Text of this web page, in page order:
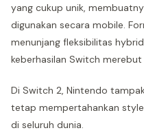
yang cukup unik,
digunakan secara mobile.
menunjang fleksibilitas
keberhasilan Switch merebut
Di Switch 2, Nintendo
tetap mempertahankan
di seluruh dunia.